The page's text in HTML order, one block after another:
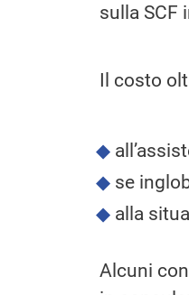
sulla SCF
Il costo
se
alla
Alcuni